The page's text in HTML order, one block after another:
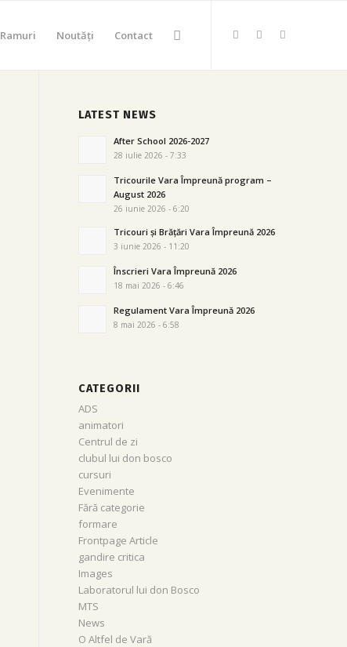
Ramuri Noutăți Contact
LATEST NEWS
After School 2026-2027
28 iulie 2026 - 7:33
Tricourile Vara Împreună program –
August 2026
26 iunie 2026 - 6:20
Tricouri și Brățări Vara Împreună 2026
3 iunie 2026 - 11:20
Înscrieri Vara Împreună 2026
18 mai 2026 - 6:46
Regulament Vara Împreună 2026
8 mai 2026 - 6:58
CATEGORII
ADS
animatori
Centrul de zi
clubul lui don bosco
cursuri
Evenimente
Fără categorie
formare
Frontpage Article
gandire critica
Images
Laboratorul lui don Bosco
MTS
News
O Altfel de Vară